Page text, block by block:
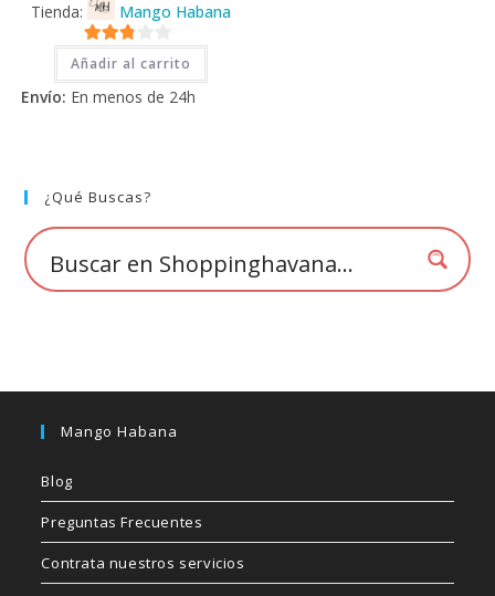
Tienda: Mango Habana
2.71
de 5
Añadir al carrito
Envío: En menos de 24h
¿Qué Buscas?
Mango Habana
Blog
Preguntas Frecuentes
Contrata nuestros servicios